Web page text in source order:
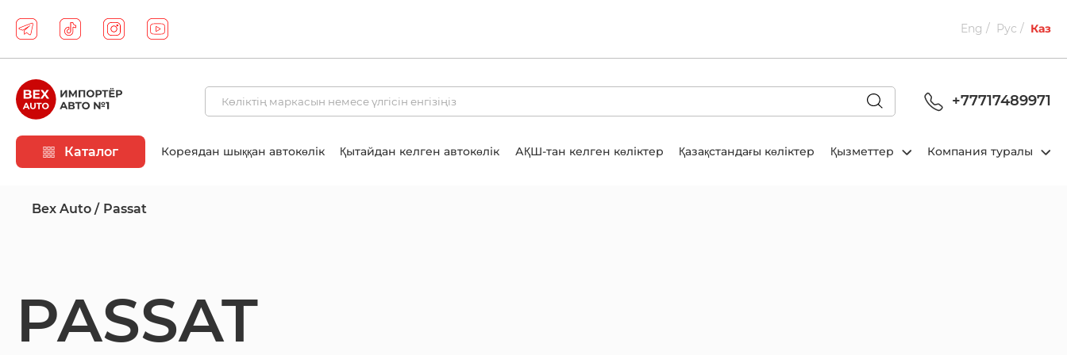
Eng Рус Каз
+77717489971
Каталог Кореядан шыққан автокөлік Қытайдан келген автокөлік АҚШ-тан келген көліктер Қазақстандағы көліктер Қызметтер Компания туралы
Bex Auto Passat
PASSAT